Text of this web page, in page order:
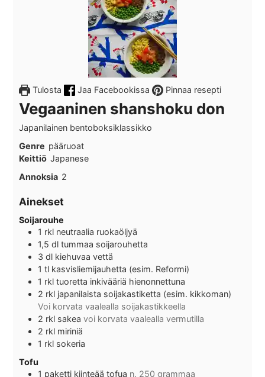
Tulosta Jaa Facebookissa Pinnaa resepti
Vegaaninen shanshoku don
Japanilainen bentoboksiklassikko
Genre pääruoat
Keittiö Japanese
Annoksia 2
Ainekset
Soijarouhe
1 rkl neutraalia ruokaöljyä
1,5 dl tummaa soijarouhetta
3 dl kiehuvaa vettä
1 tl kasvisliemijauhetta (esim. Reformi)
1 rkl tuoretta inkivääriä hienonnettuna
2 rkl japanilaista soijakastiketta (esim. kikkoman)
Voi korvata vaalealla soijakastikkeella
2 rkl sakea voi korvata vaalealla vermutilla
2 rkl miriniä
1 rkl sokeria
Tofu
1 paketti kiinteää tofua n. 250 grammaa